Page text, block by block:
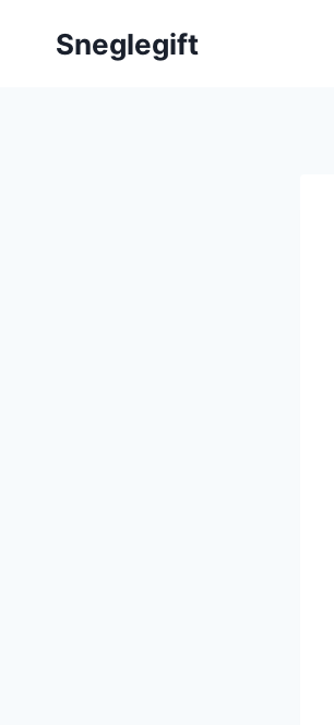
Sneglegift